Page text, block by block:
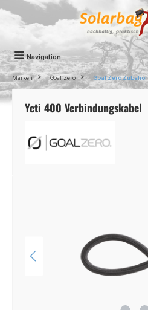
Zum Hauptinhalt springen
Navigation
Marken Goal Zero Goal Zero Zubehör
Yeti 400 Verbindungskabel